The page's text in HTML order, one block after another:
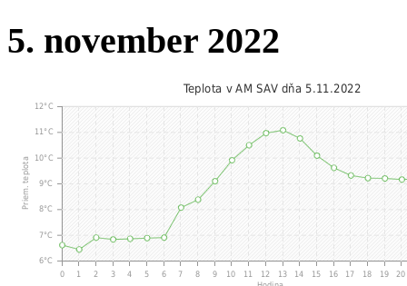
5. november 2022